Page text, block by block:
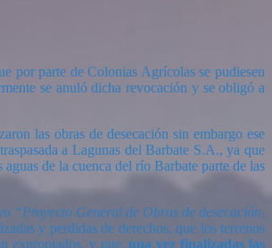
por parte de Colonias Agrícolas se pudiesen
se anuló dicha revocación y se obligó a
las obras de desecación sin embargo ese
a Lagunas del Barbate S.A., ya que
de la cuenca del río Barbate parte de las
“Proyecto General de Obras de desecación,
y perdidas de derechos, que los terrenos
expropiados, y que,una vez finalizadas las